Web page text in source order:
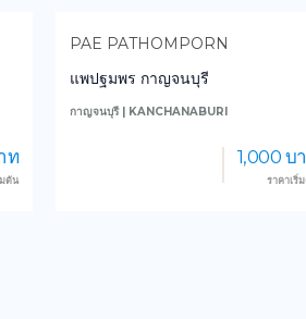
PAE PATHOMPORN
แพปฐมพร กาญจนบุรี
กาญจนบุรี | KANCHANABURI
1,000 บาท
ราคาเริ่มต้น